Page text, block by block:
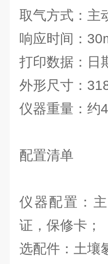
取气方式：主
响应时间：
打印数据：日
外形尺寸：
仪器重量：约
配置清单
仪器配置：
证，保修卡；
选配件：土壤